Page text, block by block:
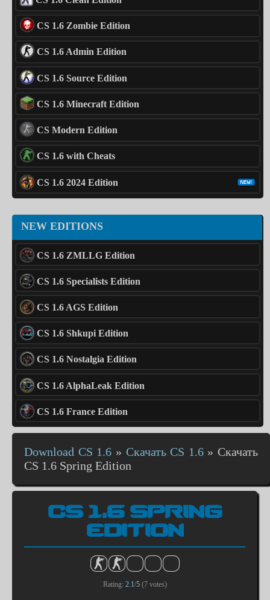
CS 1.6 Zombie Edition
CS 1.6 Admin Edition
CS 1.6 Source Edition
CS 1.6 Minecraft Edition
CS Modern Edition
CS 1.6 with Cheats
CS 1.6 2024 Edition
NEW EDITIONS
CS 1.6 ZMLLG Edition
CS 1.6 Specialists Edition
CS 1.6 AGS Edition
CS 1.6 Shkupi Edition
CS 1.6 Nostalgia Edition
CS 1.6 AlphaLeak Edition
CS 1.6 France Edition
Download CS 1.6 » Скачать CS 1.6 » Скачать
CS 1.6 Spring Edition
CS 1.6 SPRING
EDITION
Rating: 2.1/5(7votes)